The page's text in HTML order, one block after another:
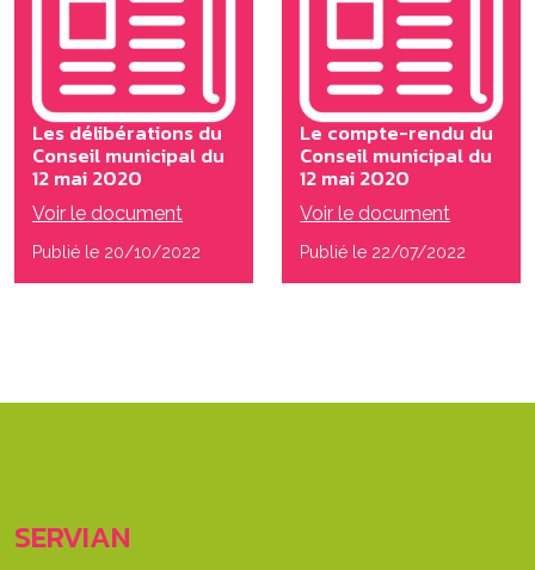
Les délibérations du
Conseil municipal du
12 mai 2020
Voir le document
Publié le 20/10/2022
Le compte-rendu du
Conseil municipal du
12 mai 2020
Voir le document
Publié le 22/07/2022
SERVIAN